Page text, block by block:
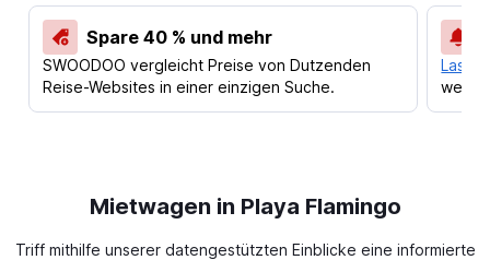
Spare 40 % und mehr
SWOODOO vergleicht Preise von Dutzenden
Reise-Websites in einer einzigen Suche.
Lass
Mietwagen in Playa Flamingo
Triff mithilfe unserer datengestützten Einblicke eine informierte